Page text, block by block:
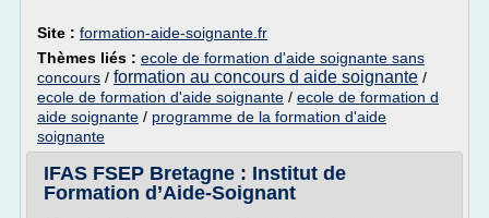
Site : formation-aide-soignante.fr
Thèmes liés : ecole de formation d'aide soignante sans
concours / formation au concours d aide soignante /
ecole de formation d'aide soignante / ecole de formation d
aide soignante / programme de la formation d'aide
soignante
IFAS FSEP Bretagne : Institut de
Formation d’Aide-Soignant